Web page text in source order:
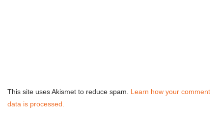
This site uses Akismet to reduce spam. Learn how your comment
data is processed.